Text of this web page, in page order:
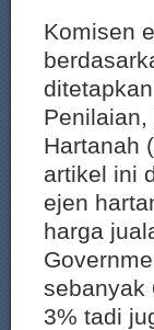
Komisen
Hartanah
artikel ini
ejen
harga
sebanyak
3% tadi